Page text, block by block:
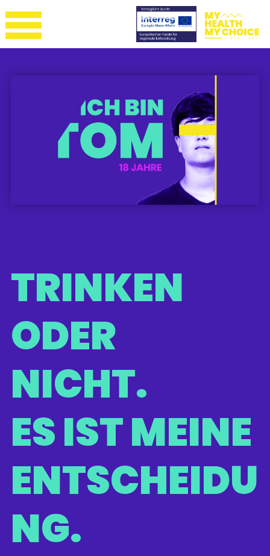
TRINKEN
ODER
NICHT.
ES IST MEINE
ENTSCHEIDU
NG.